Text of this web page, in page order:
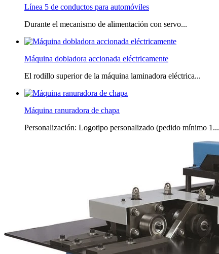
Línea 5 de conductos para automóviles
Durante el mecanismo de alimentación con servo...
Máquina dobladora accionada eléctricamente
El rodillo superior de la máquina laminadora eléctrica...
Máquina ranuradora de chapa
Personalización: Logotipo personalizado (pedido mínimo 1...